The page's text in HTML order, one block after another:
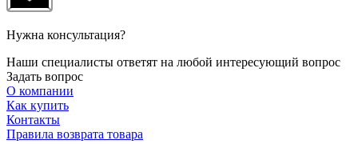
Нужна консультация?
Наши специалисты ответят на любой интересующий вопрос
Задать вопрос
О компании
Как купить
Контакты
Правила возврата товара